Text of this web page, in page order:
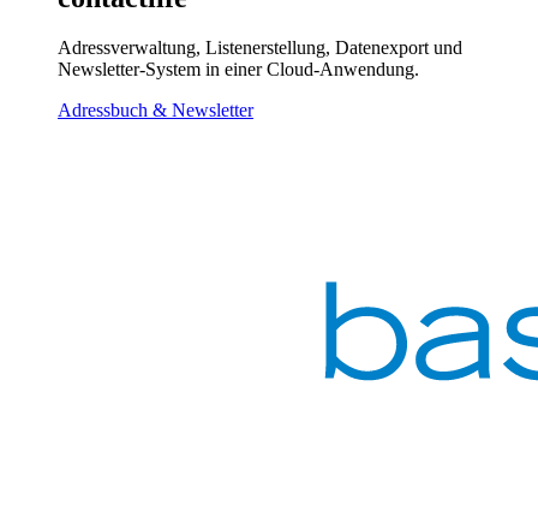
Adressverwaltung, Listenerstellung, Datenexport und
Newsletter-System in einer Cloud-Anwendung.
Adressbuch & Newsletter